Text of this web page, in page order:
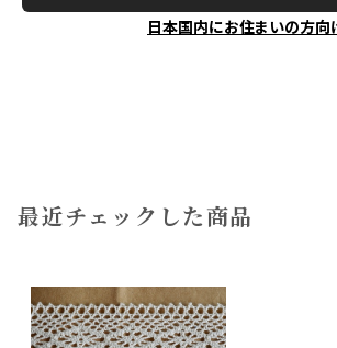
日本国内にお住まいの方向
最近チェックした商品